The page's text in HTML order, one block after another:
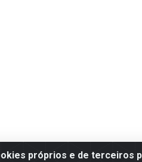
próprios e de terceiros